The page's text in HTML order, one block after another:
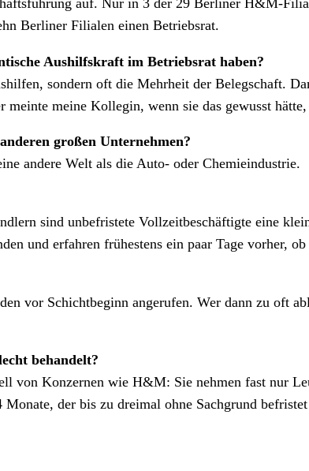
auf. Nur in 3 der 29 Berliner H&M-
Berliner Filialen einen Betriebsrat.
Aushilfskraft im Betriebsrat haben?
sondern oft die Mehrheit der Belegschaft.
meinte meine Kollegin, wenn sie das gewusst
großen Unternehmen?
andere Welt als die Auto- oder Chemieindustrie.
sind unbefristete Vollzeitbeschäftigte eine
und erfahren frühestens ein paar Tage vorher,
vor Schichtbeginn angerufen. Wer dann zu oft
behandelt?
von Konzernen wie H&M: Sie nehmen fast nur
der bis zu dreimal ohne Sachgrund